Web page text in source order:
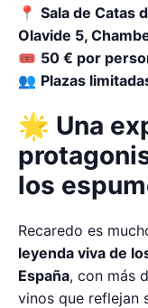
📍 Sala de Catas
Olavide 5,
🎟 50 € por
👥 Plazas
🌟 Una
los
Recaredo es
leyenda viva de
España, con más
vinos que reflejan